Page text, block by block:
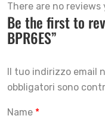
There are no reviews
Be the first to
BPR6ES”
Il tuo indirizzo email
obbligatori sono
Name *